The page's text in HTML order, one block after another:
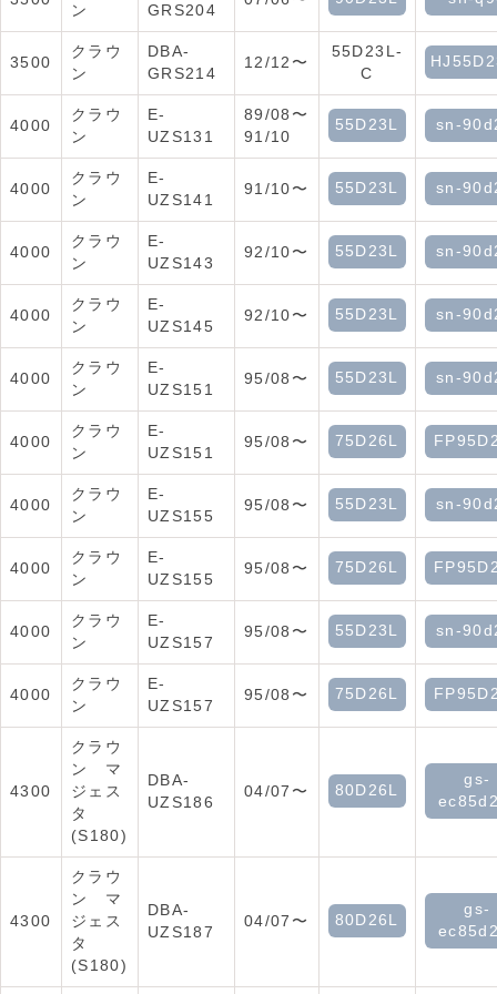
ン
GRS204
3500
クラウ
ン
DBA-
GRS214
12/12〜
55D23L-
C
4000
クラウ
ン
E-
UZS131
89/08〜
91/10
55D23L sn-
4000
クラウ
ン
E-
UZS141
91/10〜 55D23L sn-
4000
クラウ
ン
E-
UZS143
92/10〜 55D23L sn-
4000
クラウ
ン
E-
UZS145
92/10〜 55D23L sn-
4000
クラウ
ン
E-
UZS151
95/08〜 55D23L sn-
4000
クラウ
ン
E-
UZS151
95/08〜 75D26L
4000
クラウ
ン
E-
UZS155
95/08〜 55D23L sn-
4000
クラウ
ン
E-
UZS155
95/08〜 75D26L
4000
クラウ
ン
E-
UZS157
95/08〜 55D23L sn-
4000
クラウ
ン
E-
UZS157
95/08〜 75D26L
4300
クラウ
ン マ
ジェス
タ
(S180)
DBA-
UZS186
04/07〜 80D26L
gs-
4300
クラウ
ン マ
ジェス
タ
(S180)
DBA-
UZS187
04/07〜 80D26L
gs-